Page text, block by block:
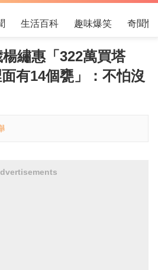
生活百科 趣味爆笑 奇聞怪
繡惠「322萬買塔
有14個甕」：不怕沒